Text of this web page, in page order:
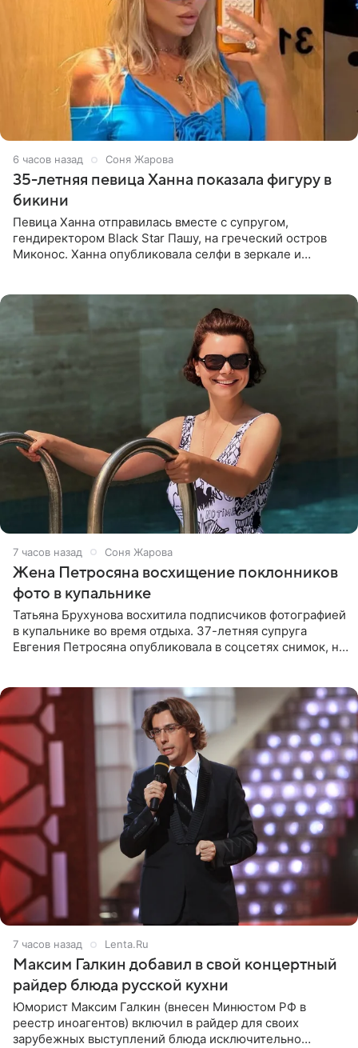
6 часов назад Соня Жарова
35-летняя певица Ханна показала фигуру в
бикини
Певица Ханна отправилась вместе с супругом,
гендиректором Black Star Пашу, на греческий остров
Миконос. Ханна опубликовала селфи в зеркале и
7 часов назад Соня Жарова
Жена Петросяна восхищение поклонников
фото в купальнике
Татьяна Брухунова восхитила подписчиков фотографией
в купальнике во время отдыха. 37-летняя супруга
Евгения Петросяна опубликовала в соцсетях снимок, на
7 часов назад Lenta.Ru
Максим Галкин добавил в свой концертный
райдер блюда русской кухни
Юморист Максим Галкин (внесен Минюстом РФ в
реестр иноагентов) включил в райдер для своих
зарубежных выступлений блюда исключительно